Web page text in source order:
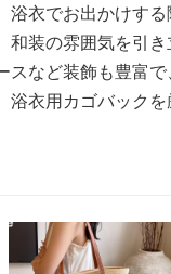
衣でお出かけす
和装の雰囲気を引
など装飾も豊富
衣用カゴバックを